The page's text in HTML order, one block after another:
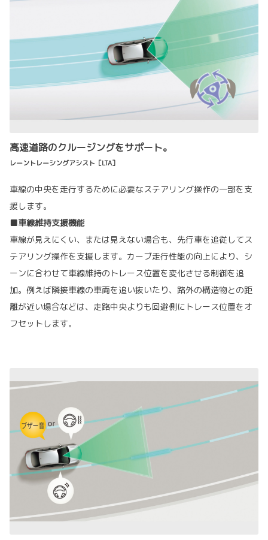
高速道路のクルージングをサポート。
レーントレーシングアシスト［LTA］
車線の中央を走行するために必要なステアリング操作の一部を支
援します。
■車線維持支援機能
車線が見えにくい、または見えない場合も、先行車を追従してス
テアリング操作を支援します。カーブ走行性能の向上により、シ
ーンに合わせて車線維持のトレース位置を変化させる制御を追
加。例えば隣接車線の車両を追い抜いたり、路外の構造物との距
離が近い場合などは、走路中央よりも回避側にトレース位置をオ
フセットします。